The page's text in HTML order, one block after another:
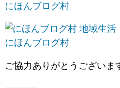
にほんブログ村
にほんブログ村
ご協力ありがとうございま